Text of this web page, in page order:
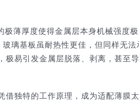
薄厚度使得金属层本身机械强度极
璃基板虽耐热性更佳，但同样无法
极易引发金属层脱落、剥离，甚至
借独特的工作原理，成为适配薄膜